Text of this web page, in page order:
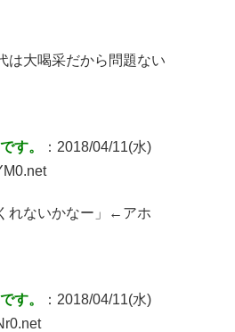
は大喝采だから問題ない
す。
：2018/04/11(水)
れないかなー」←アホ
す。
：2018/04/11(水)